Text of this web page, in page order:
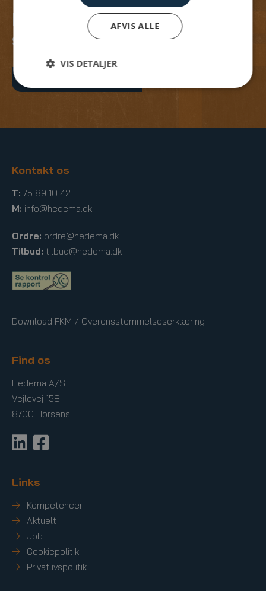
Har du spørgsmål,
så kontakt os
Kontakt os
T: 75 89 10 42
M: info@hedema.dk
Ordre: ordre@hedema.dk
Tilbud: tilbud@hedema.dk
Download FKM / Overensstemmelseserklæring
Find os
Hedema A/S
Vejlevej 158
8700 Horsens
Links
Kompetencer
Aktuelt
Job
Cookiepolitik
Privatlivspolitik
AFVIS ALLE
VIS DETALJER